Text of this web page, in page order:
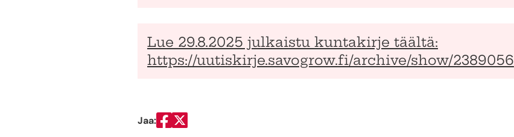
Lue 29.8.2025 julkaistu kuntakirje täältä:
https://uutiskirje.savogrow.fi/archive/show/2389056
Jaa:
Jaa Facebookissa
Jaa Twitterissä